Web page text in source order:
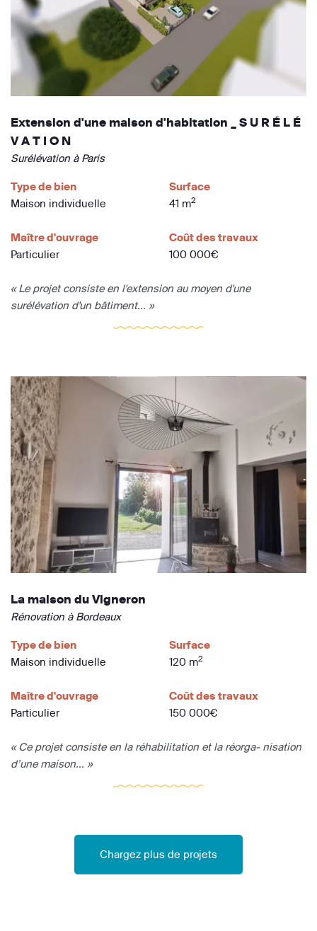
Extension d'une maison d'habitation _ S U R É L É
V A T I O N
Surélévation à Paris
Type de bien
Maison individuelle
Surface
41 m2
Maître d'ouvrage
Particulier
Coût des travaux
100 000€
« Le projet consiste en l'extension au moyen d'une
surélévation d'un bâtiment... »
La maison du Vigneron
Rénovation à Bordeaux
Type de bien
Maison individuelle
Surface
120 m2
Maître d'ouvrage
Particulier
Coût des travaux
150 000€
« Ce projet consiste en la réhabilitation et la réorga- nisation
d’une maison... »
Chargez plus de projets